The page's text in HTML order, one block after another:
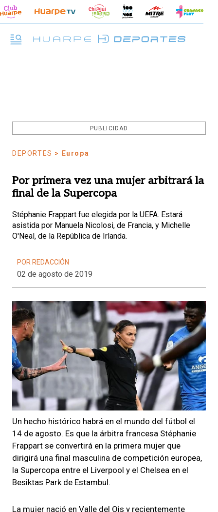
PUBLICIDAD
DEPORTES > Europa
Por primera vez una mujer arbitrará la
final de la Supercopa
Stéphanie Frappart fue elegida por la UEFA. Estará
asistida por Manuela Nicolosi, de Francia, y Michelle
O'Neal, de la República de Irlanda.
POR REDACCIÓN
02 de agosto de 2019
Un hecho histórico habrá en el mundo del fútbol el
14 de agosto. Es que la árbitra francesa Stéphanie
Frappart se convertirá en la primera mujer que
dirigirá una final masculina de competición europea,
la Supercopa entre el Liverpool y el Chelsea en el
Besiktas Park de Estambul.
La mujer nació en Valle del Ois y recientemente